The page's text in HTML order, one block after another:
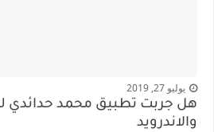
يوليو 27, 2019
هل جربت تطبيق محمد حدائدي
والاندرويد